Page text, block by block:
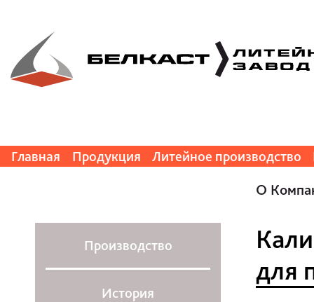
Главная Продукция Литейное производство
Производство
История
О
для